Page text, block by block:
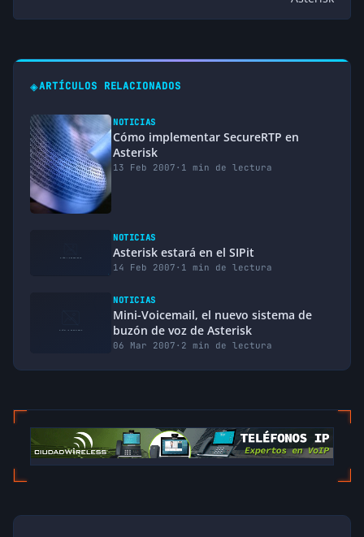
◈ARTÍCULOS RELACIONADOS
NOTICIAS
Cómo implementar SecureRTP en
Asterisk
13 Feb 2007 · 1 min de lectura
NOTICIAS
Asterisk estará en el SIPit
14 Feb 2007 · 1 min de lectura
NOTICIAS
Mini-Voicemail, el nuevo sistema de
buzón de voz de Asterisk
06 Mar 2007 · 2 min de lectura